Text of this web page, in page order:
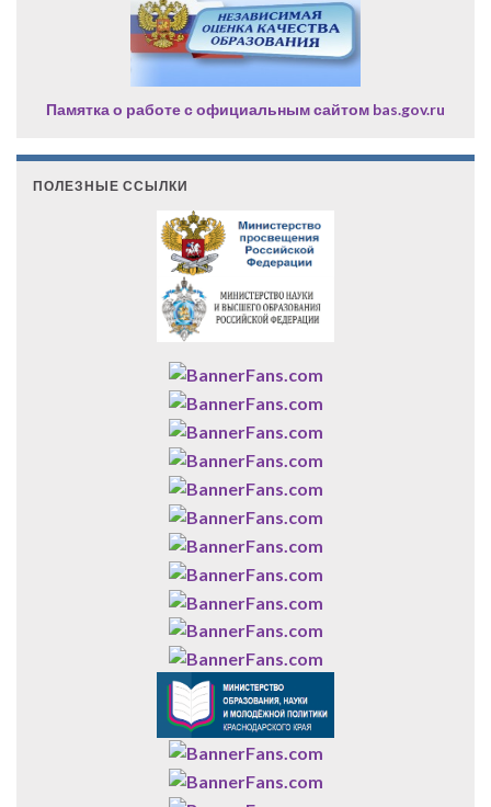
Памятка о работе с официальным сайтом bas.gov.ru
ПОЛЕЗНЫЕ ССЫЛКИ